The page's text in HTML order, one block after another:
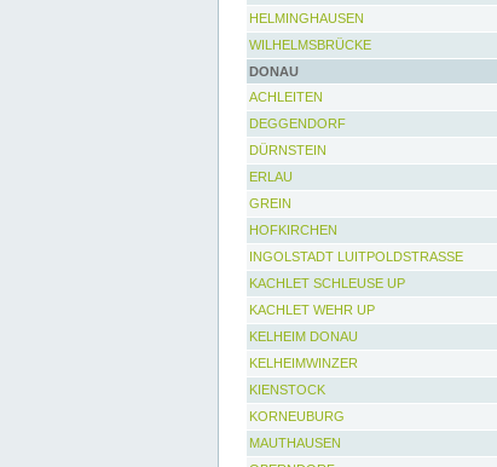
HELMINGHAUSEN
WILHELMSBRÜCKE
DONAU
ACHLEITEN
DEGGENDORF
DÜRNSTEIN
ERLAU
GREIN
HOFKIRCHEN
INGOLSTADT LUITPOLDSTRASSE
KACHLET SCHLEUSE UP
KACHLET WEHR UP
KELHEIM DONAU
KELHEIMWINZER
KIENSTOCK
KORNEUBURG
MAUTHAUSEN